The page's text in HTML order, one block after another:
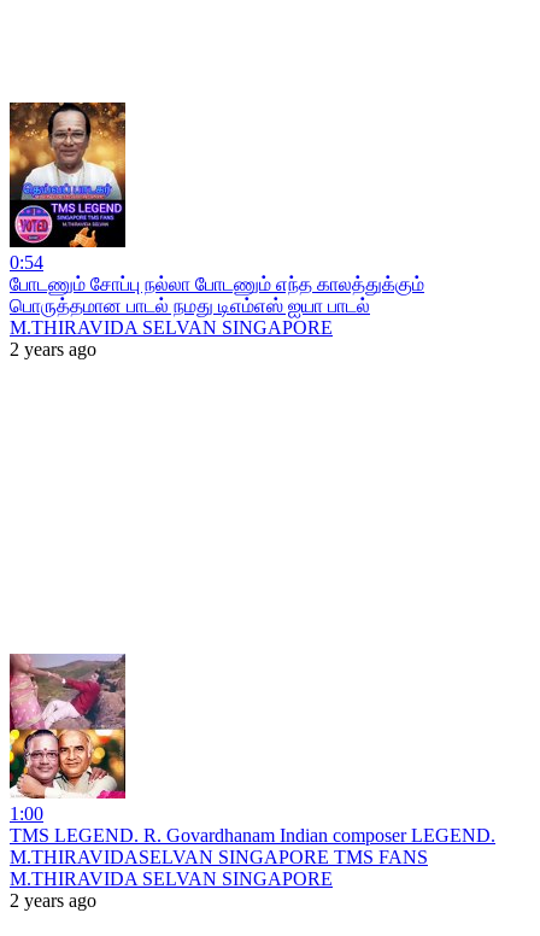
0:54
போடணும் சோப்பு நல்லா போடணும் எந்த காலத்துக்கும்
பொருத்தமான பாடல் நமது டிஎம்எஸ் ஐயா பாடல்
M.THIRAVIDA SELVAN SINGAPORE
2 years ago
1:00
TMS LEGEND. R. Govardhanam Indian composer LEGEND.
M.THIRAVIDASELVAN SINGAPORE TMS FANS
M.THIRAVIDA SELVAN SINGAPORE
2 years ago